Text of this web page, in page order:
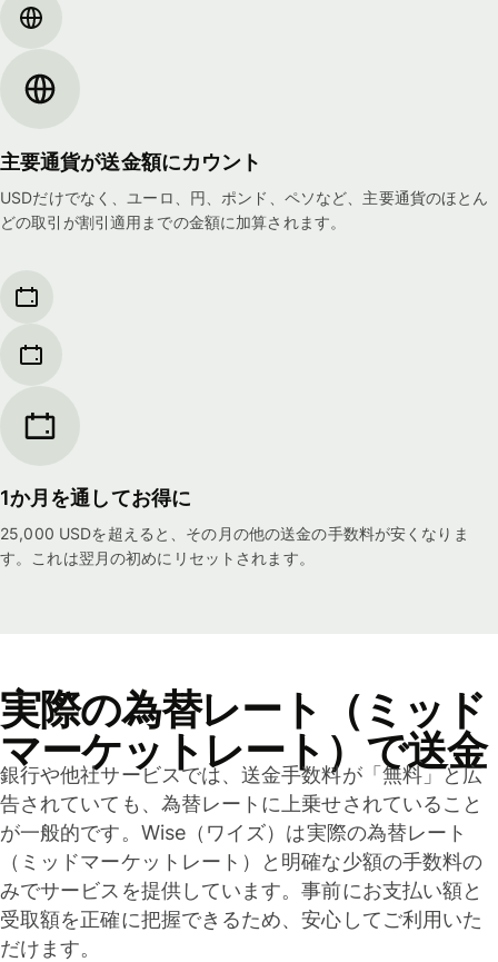
主要通貨が送金額にカウント
USDだけでなく、ユーロ、円、ポンド、ペソなど、主要通貨のほとん
どの取引が割引適用までの金額に加算されます。
1か月を通してお得に
25,000 USDを超えると、その月の他の送金の手数料が安くなりま
す。これは翌月の初めにリセットされます。
実際の為替レート（ミッド
マーケットレート）で送金
銀行や他社サービスでは、送金手数料が「無料」と広
告されていても、為替レートに上乗せされていること
が一般的です。Wise（ワイズ）は実際の為替レート
（ミッドマーケットレート）と明確な少額の手数料の
みでサービスを提供しています。事前にお支払い額と
受取額を正確に把握できるため、安心してご利用いた
だけます。